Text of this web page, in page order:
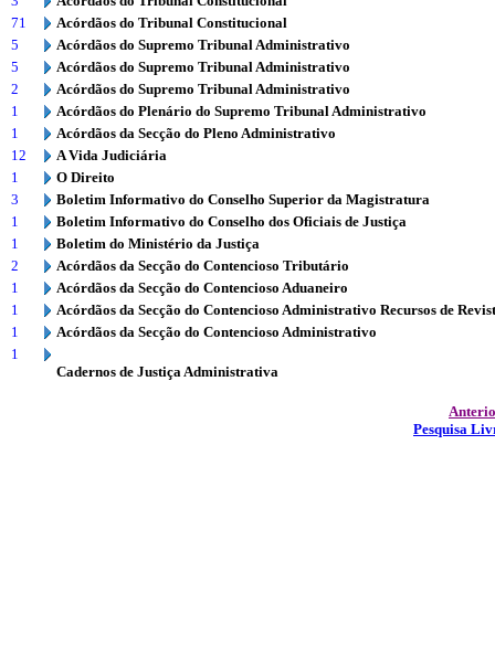
71
Acórdãos do Tribunal Constitucional
5
Acórdãos do Supremo Tribunal Administrativo
5
Acórdãos do Supremo Tribunal Administrativo
2
Acórdãos do Supremo Tribunal Administrativo
1
Acórdãos do Plenário do Supremo Tribunal Administrativo
1
Acórdãos da Secção do Pleno Administrativo
12
A Vida Judiciária
1
O Direito
3
Boletim Informativo do Conselho Superior da Magistratura
1
Boletim Informativo do Conselho dos Oficiais de Justiça
1
Boletim do Ministério da Justiça
2
Acórdãos da Secção do Contencioso Tributário
1
Acórdãos da Secção do Contencioso Aduaneiro
1
Acórdãos da Secção do Contencioso Administrativo Recursos de
1
Acórdãos da Secção do Contencioso Administrativo
1
Cadernos de Justiça Administrativa
Pesquisa